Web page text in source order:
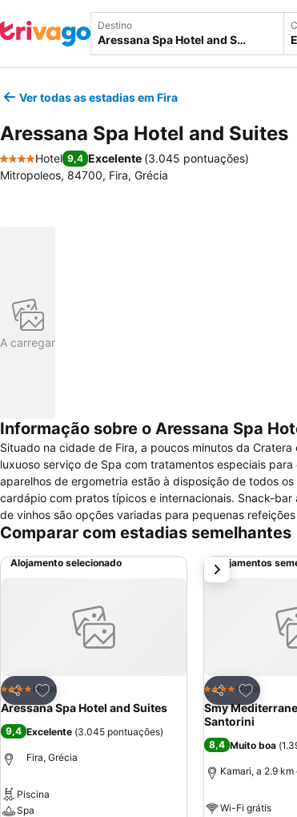
Destino
Ver todas as estadias em Fira
Aressana Spa Hotel and Suites
4 Estrelas
Hotel 9,4 Excelente (3.045 pontuações)
Mitropoleos, 84700, Fira, Grécia
A carregar
Informação sobre o Aressana Spa
Situado na cidade de Fira, a poucos minutos da
luxuoso serviço de Spa com tratamentos especiais
aparelhos de ergometria estão à disposição de todos
cardápio com pratos típicos e internacionais. Snack-
de vinhos são opções variadas para pequenas
frigobar, cofre eletrônico e banheiro privativo com
câmbio, transporte, aluguel de automóveis,
Comparar com estadias semelhantes
Alojamento selecionado
Partilhar
Adicionar aos favoritos
4 EstrelasHotel
Aressana Spa Hotel and Suites
9,4 Excelente (3.045 pontuações)
Fira, Grécia
Piscina
Spa
Alojamentos
Partilhar
Adicionar
4 EstrelasHotel
Smy
Santorini
8,4 Muito boa (
Kamari, a 2.9
Wi-Fi grátis
próximo